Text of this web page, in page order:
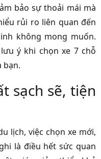
bảo sự thoải mái mà
rủi ro liên quan đến
không mong muốn.
ý khi chọn xe 7 chỗ
bạn.
sạch sẽ, tiện
lịch, việc chọn xe mới,
là điều hết sức quan